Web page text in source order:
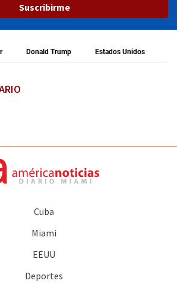
Suscribirme
Donald Trump Estados Unidos
Cuba
Miami
EEUU
Deportes